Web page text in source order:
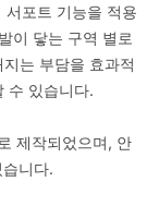
서포트 기능을 적용
이 닿는 구역 별로
는 부담을 효과적
수 있습니다.
제작되었으며, 안
니다.